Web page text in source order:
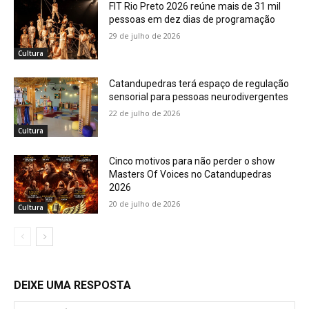
Cultura
FIT Rio Preto 2026 reúne mais de 31 mil
pessoas em dez dias de programação
29 de julho de 2026
Cultura
Catandupedras terá espaço de regulação
sensorial para pessoas neurodivergentes
22 de julho de 2026
Cultura
Cinco motivos para não perder o show
Masters Of Voices no Catandupedras
2026
20 de julho de 2026
DEIXE UMA RESPOSTA